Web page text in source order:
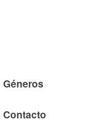
Géneros
Contacto